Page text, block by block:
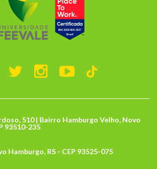
510 | Bairro Hamburgo Velho, Novo
93510-235
Hamburgo, RS - CEP 93525-075